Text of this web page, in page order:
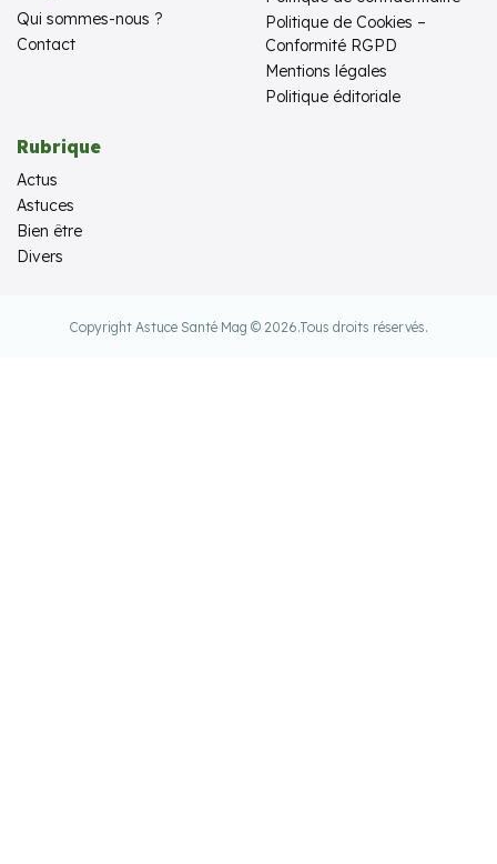
Qui sommes-nous ?
Contact
Politique de Cookies –
Conformité RGPD
Mentions légales
Politique éditoriale
Rubrique
Actus
Astuces
Bien être
Divers
Copyright Astuce Santé Mag © 2026.Tous droits réservés.